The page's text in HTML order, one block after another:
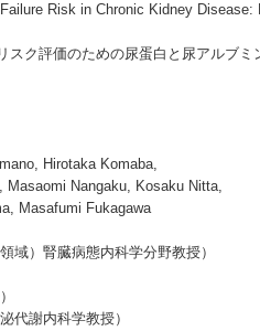
Risk in Chronic Kidney Disease:
スク評価のための尿蛋白と尿アルブ
Hirotaka Komaba,
Masaomi Nangaku, Kosaku Nitta,
Masafumi Fukagawa
域）腎臓病態内科学分野教授）
代謝内科学教授）